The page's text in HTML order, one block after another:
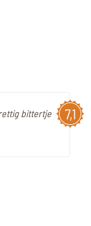
7,1
bittertje